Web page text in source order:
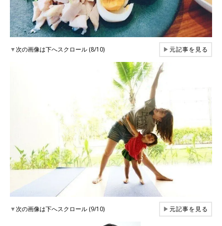
▼次の画像は下へスクロール (8/10) ▶元記事を見る
▼次の画像は下へスクロール (9/10) ▶元記事を見る